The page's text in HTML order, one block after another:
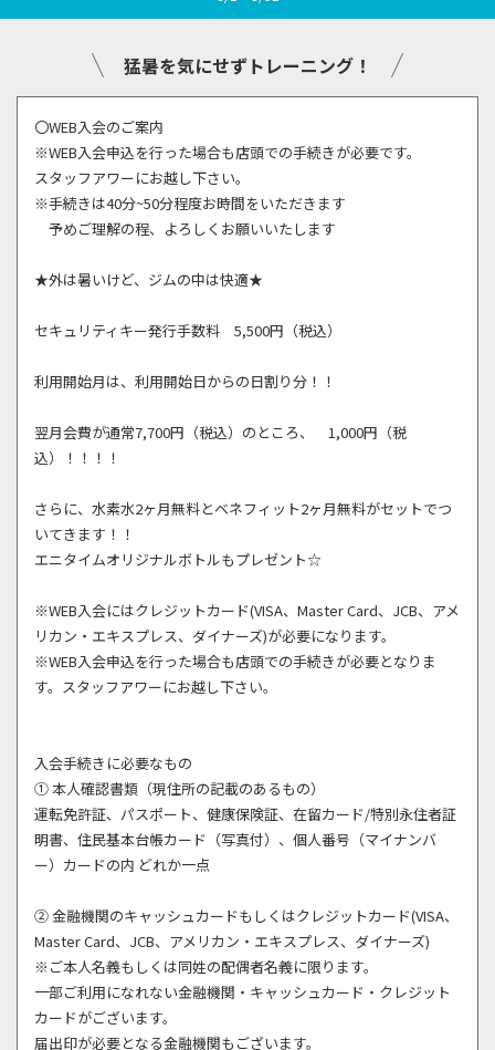
猛暑を気にせずトレーニング！
〇WEB入会のご案内
※WEB入会申込を行った場合も店頭での手続きが必要です。
スタッフアワーにお越し下さい。
※手続きは40分~50分程度お時間をいただきます
予めご理解の程、よろしくお願いいたします
★外は暑いけど、ジムの中は快適★
セキュリティキー発行手数料 5,500円（税込）
利用開始月は、利用開始日からの日割り分！！
翌月会費が通常7,700円（税込）のところ、 1,000円（税
込）！！！！
さらに、水素水2ヶ月無料とベネフィット2ヶ月無料がセットでつ
いてきます！！
エニタイムオリジナルボトルもプレゼント☆
※WEB入会にはクレジットカード(VISA、Master Card、JCB、アメ
リカン・エキスプレス、ダイナーズ)が必要になります。
※WEB入会申込を行った場合も店頭での手続きが必要となりま
す。スタッフアワーにお越し下さい。
入会手続きに必要なもの
① 本人確認書類（現住所の記載のあるもの）
運転免許証、パスポート、健康保険証、在留カード/特別永住者証
明書、住民基本台帳カード（写真付）、個人番号（マイナンバ
ー）カードの内 どれか一点
② 金融機関のキャッシュカードもしくはクレジットカード(VISA、
Master Card、JCB、アメリカン・エキスプレス、ダイナーズ)
※ご本人名義もしくは同姓の配偶者名義に限ります。
一部ご利用になれない金融機関・キャッシュカード・クレジット
カードがございます。
届出印が必要となる金融機関もございます。